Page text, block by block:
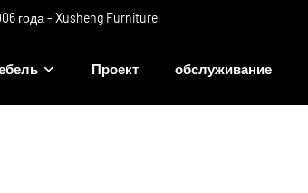
года - Xusheng Furniture
Проект обслуживание